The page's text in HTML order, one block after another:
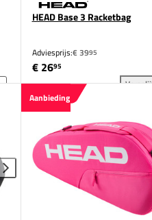
9 Racketbag toevoegen aan vergelijking
HEAD Base 3 Racketbag
Adviesprijs:€ 3995
€ 2695
Aanbieding